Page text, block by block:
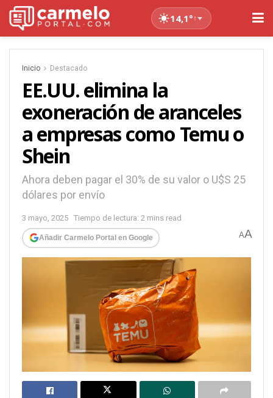
14,1°↑
Inicio Destacado
EE.UU. elimina la
exoneración de aranceles
a empresas como Temu o
Shein
Ahora deben pagar el 30% de su valor o U$S 25
dólares por envío
3 mayo, 2025 Tiempo de lectura: 2 mins read
Añadir Carmelo Portal en Google AA